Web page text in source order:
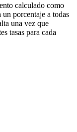
calculado como
porcentaje a todas
una vez que
tasas para cada